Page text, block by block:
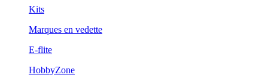
Kits
Marques en vedette
E-flite
HobbyZone